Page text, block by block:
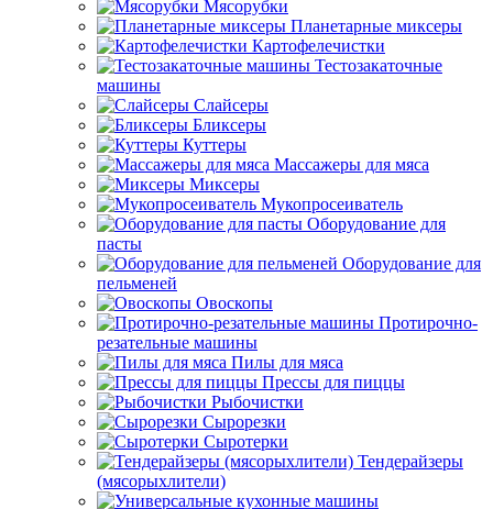
Мясорубки
Планетарные миксеры
Картофелечистки
Тестозакаточные
машины
Слайсеры
Бликсеры
Куттеры
Массажеры для мяса
Миксеры
Мукопросеиватель
Оборудование для
пасты
Оборудование для
пельменей
Овоскопы
Протирочно-
резательные машины
Пилы для мяса
Прессы для пиццы
Рыбочистки
Сырорезки
Сыротерки
Тендерайзеры
(мясорыхлители)